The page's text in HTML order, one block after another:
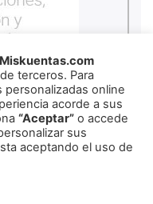
Miskuentas.com
terceros. Para
online
acorde a sus
“Aceptar” o accede
sus
aceptando el uso de